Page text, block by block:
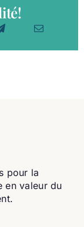
pour la
en valeur du